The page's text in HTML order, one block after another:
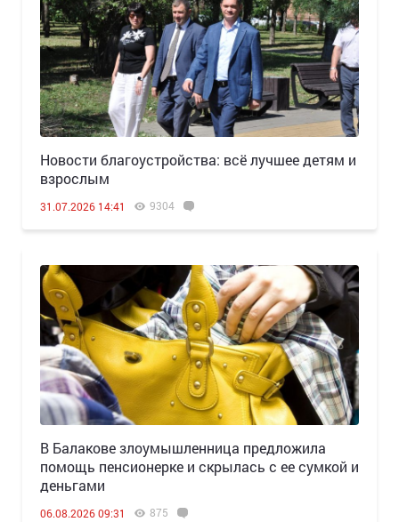
Новости благоустройства: всё лучшее детям и
взрослым
31.07.2026 14:41 9304
В Балакове злоумышленница предложила
помощь пенсионерке и скрылась с ее сумкой и
деньгами
06.08.2026 09:31 875